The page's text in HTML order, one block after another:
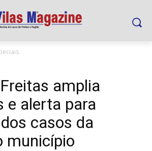
amplia
e alerta para
casos da
município